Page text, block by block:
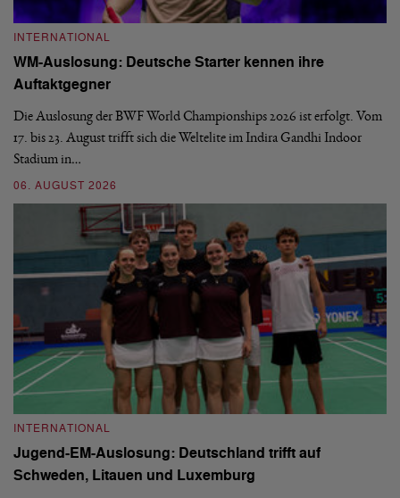
INTERNATIONAL
WM-Auslosung: Deutsche Starter kennen ihre
Auftaktgegner
Die Auslosung der BWF World Championships 2026 ist erfolgt. Vom
17. bis 23. August trifft sich die Weltelite im Indira Gandhi Indoor
Stadium in…
06. AUGUST 2026
INTERNATIONAL
Jugend-EM-Auslosung: Deutschland trifft auf
Schweden, Litauen und Luxemburg